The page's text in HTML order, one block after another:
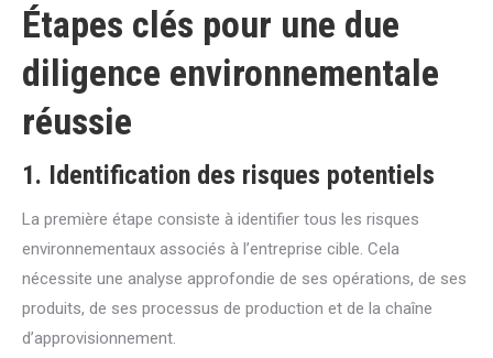
Étapes clés pour une due
diligence environnementale
réussie
1. Identification des risques potentiels
La première étape consiste à identifier tous les risques
environnementaux associés à l’entreprise cible. Cela
nécessite une analyse approfondie de ses opérations, de ses
produits, de ses processus de production et de la chaîne
d’approvisionnement.